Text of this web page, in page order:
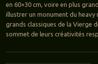
en 60×30 cm, voire en plus
illustrer un monument du heavy
grands classiques de la Vierge
sommet de leurs créativités